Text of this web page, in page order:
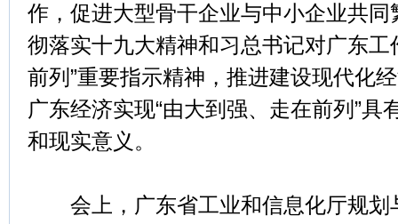
作，促进大型骨干企业与中小企业共
彻落实十九大精神和习总书记对广东工
前列”重要指示精神，推进建设现代化
广东经济实现“由大到强、走在前列”具
和现实意义。
会上，广东省工业和信息化厅规划